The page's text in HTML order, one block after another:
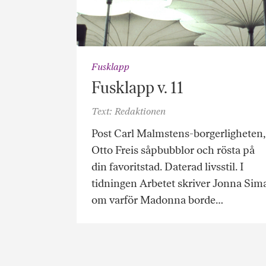
Fusklapp
Fusklapp v. 11
Text: Redaktionen
Post Carl Malmstens-borgerligheten,
Otto Freis såpbubblor och rösta på
din favoritstad. Daterad livsstil. I
tidningen Arbetet skriver Jonna
om varför Madonna borde…